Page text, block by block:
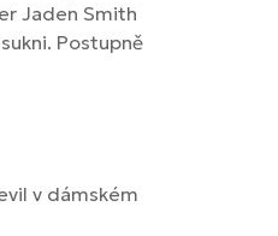
Jaden Smith
Postupně
v dámském